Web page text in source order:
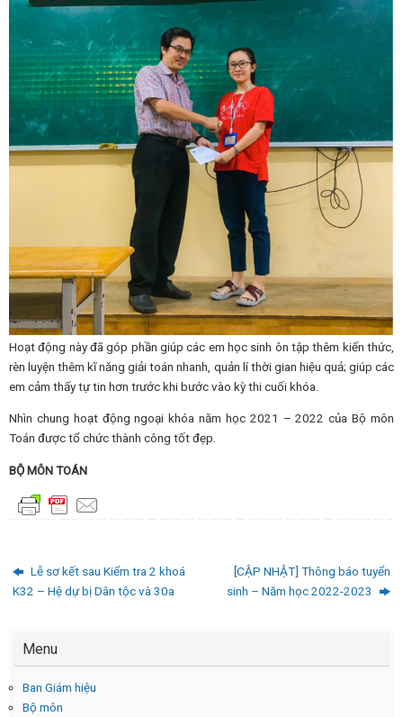
Hoạt động này đã góp phần giúp các em học sinh ôn tập thêm kiến thức,
rèn luyện thêm kĩ năng giải toán nhanh, quản lí thời gian hiệu quả; giúp các
em cảm thấy tự tin hơn trước khi bước vào kỳ thi cuối khóa.
Nhìn chung hoạt động ngoại khóa năm học 2021 – 2022 của Bộ môn
Toán được tổ chức thành công tốt đẹp.
BỘ MÔN TOÁN
Lễ sơ kết sau Kiểm tra 2 khoá
K32 – Hệ dự bị Dân tộc và 30a
[CẬP NHẬT] Thông báo tuyển
sinh – Năm học 2022-2023
Menu
Ban Giám hiệu
Bộ môn